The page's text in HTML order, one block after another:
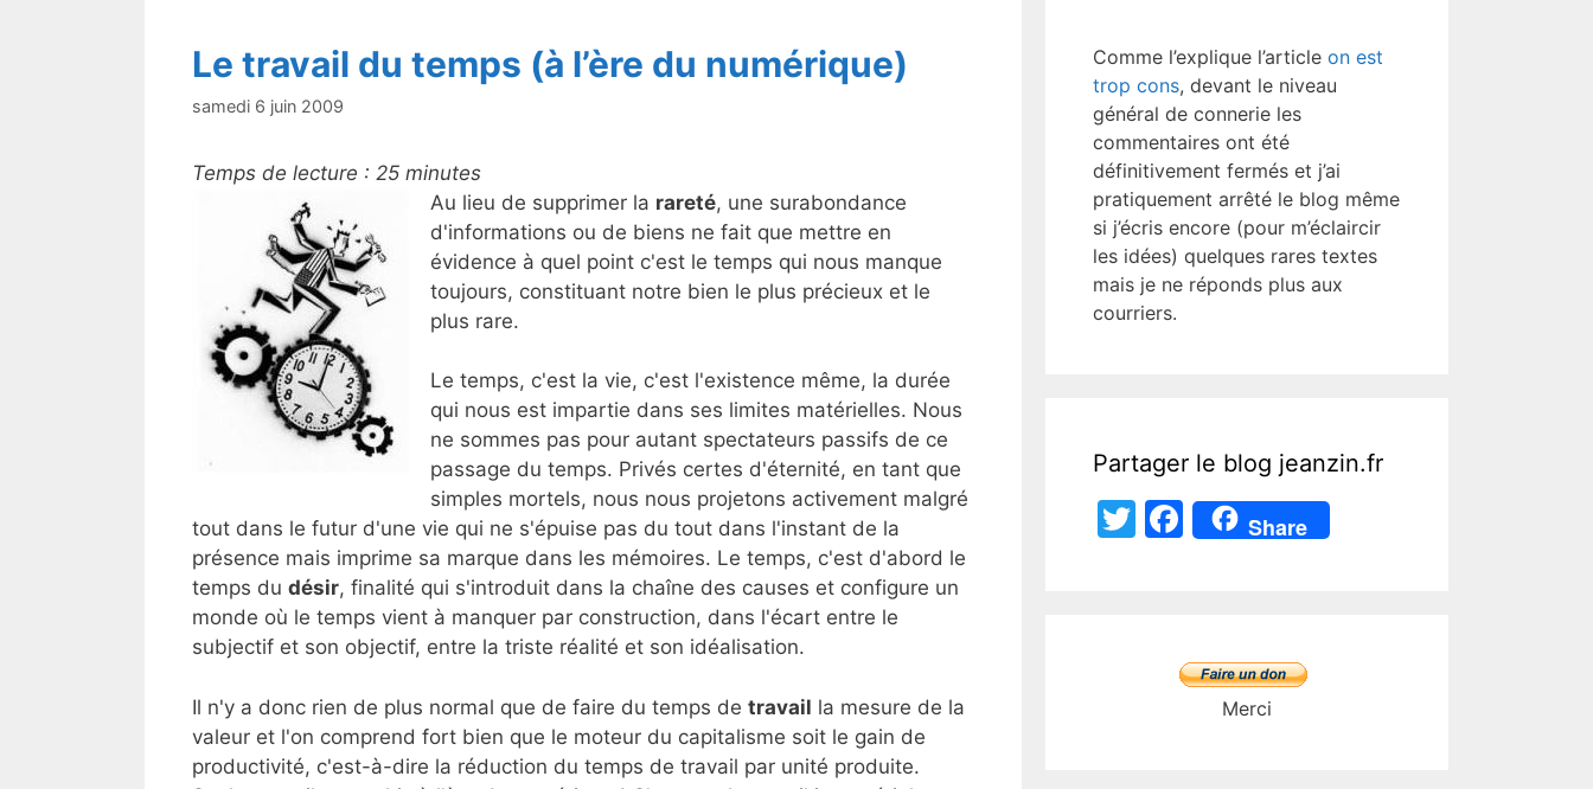
Le travail du temps (à l’ère du numérique)
samedi 6 juin 2009
Temps de lecture : 25 minutes
Au lieu de supprimer la rareté, une surabondance
d'informations ou de biens ne fait que mettre en
évidence à quel point c'est le temps qui nous manque
toujours, constituant notre bien le plus précieux et le
plus rare.
Le temps, c'est la vie, c'est l'existence même, la durée
qui nous est impartie dans ses limites matérielles. Nous
ne sommes pas pour autant spectateurs passifs de ce
passage du temps. Privés certes d'éternité, en tant que
simples mortels, nous nous projetons activement malgré
tout dans le futur d'une vie qui ne s'épuise pas du tout dans l'instant de la
présence mais imprime sa marque dans les mémoires. Le temps, c'est d'abord le
temps du désir, finalité qui s'introduit dans la chaîne des causes et configure un
monde où le temps vient à manquer par construction, dans l'écart entre le
subjectif et son objectif, entre la triste réalité et son idéalisation.
Il n'y a donc rien de plus normal que de faire du temps de travail la mesure de la
valeur et l'on comprend fort bien que le moteur du capitalisme soit le gain de
productivité, c'est-à-dire la réduction du temps de travail par unité produite.
Comme l’explique l’article on est
trop cons, devant le niveau
général de connerie les
commentaires ont été
définitivement fermés et j’ai
pratiquement arrêté le blog même
si j’écris encore (pour m’éclaircir
les idées) quelques rares textes
mais je ne réponds plus aux
courriers.
Partager le blog jeanzin.fr
T
F
b
Share
Merci